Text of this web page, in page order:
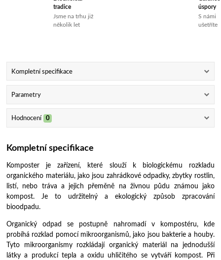
tradice
Jsme na trhu již
několik let
úspory
S námi
ušetříte
Kompletní specifikace
Parametry
Hodnocení 0
Kompletní specifikace
Komposter je zařízení, které slouží k biologickému rozkladu
organického materiálu, jako jsou zahrádkové odpadky, zbytky rostlin,
listí, nebo tráva a jejich přeměně na živnou půdu známou jako
kompost. Je to udržitelný a ekologický způsob zpracování
bioodpadu.
Organický odpad se postupně nahromadí v kompostéru, kde
probíhá rozklad pomocí mikroorganismů, jako jsou bakterie a houby.
Tyto mikroorganismy rozkládají organický materiál na jednodušší
látky a produkcí tepla a oxidu uhličitého se vytváří kompost. Při